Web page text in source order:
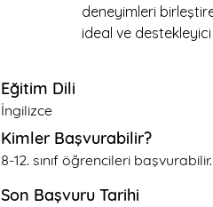
deneyimleri
ideal ve
Eğitim Dili
İngilizce
Kimler Başvurabilir?
8-12. sınıf öğrencileri başvurabilir.
Son Başvuru Tarihi